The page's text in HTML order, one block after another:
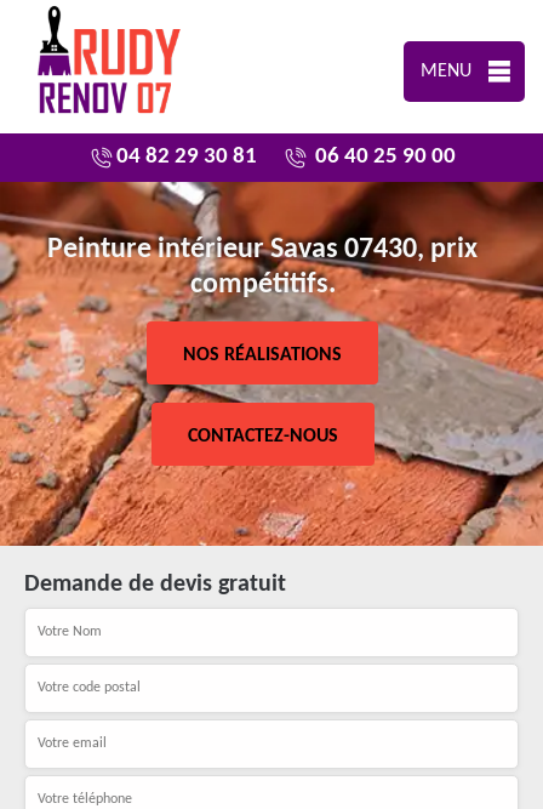
MENU
04 82 29 30 81 06 40 25 90 00
Peinture intérieur Savas 07430, prix
compétitifs.
NOS RÉALISATIONS
CONTACTEZ-NOUS
Demande de devis gratuit